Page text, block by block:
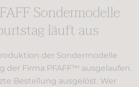
Sondermodelle
läuft aus
der Sondermodelle
der Firma PFAFF™ ausgelaufen.
Bestellung ausgelöst. Wer